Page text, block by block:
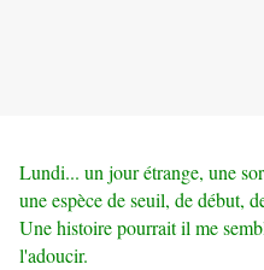
Lundi... un jour étrange, une
une espèce de seuil, de début,
Une histoire pourrait il me
l'adoucir.